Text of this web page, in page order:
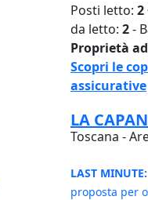
Posti letto: 2
da letto: 2-
Proprietà
Scopri le
assicurative
LA
Toscana -
LAST MINUTE:
proposta per